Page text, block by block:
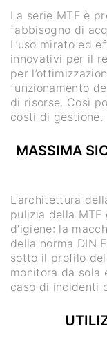
La serie MTF è
fabbisogno di
L’uso mirato ed
innovativi per il
per
funzionamento
di risorse. Così
costi di gestione.
MASSIMA
L’architettura
pulizia della
d’igiene: la
della norma DIN
sotto il profilo
monitora da sola
caso di incidenti